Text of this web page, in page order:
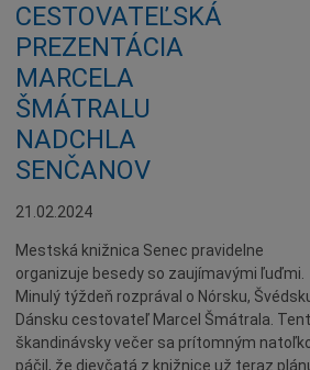
CESTOVATEĽSKÁ
PREZENTÁCIA
MARCELA
ŠMÁTRALU
NADCHLA
SENČANOV
21.02.2024
Mestská knižnica Senec pravidelne
organizuje besedy so zaujímavými ľuďmi.
Minulý týždeň rozprával o Nórsku,
Dánsku cestovateľ Marcel Šmátrala.
škandinávsky večer sa prítomným
páčil, že dievčatá z knižnice už teraz